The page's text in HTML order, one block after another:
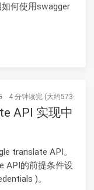
何使用swagger
4 分钟读完 (大约573个字)
API 实现中
translate API。
API的前提条件设
)。